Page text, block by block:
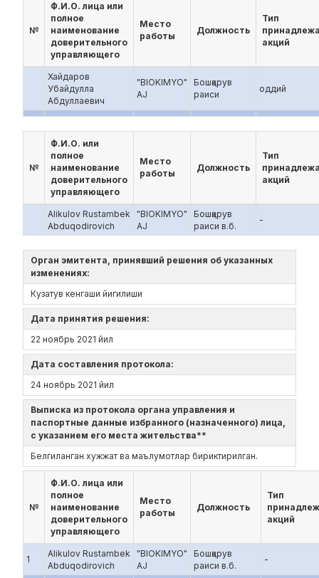
№
Ф.И.О. лица или
полное
наименование
доверительного
управляющего
Место
работы
Должность
Тип
акций
Хайдаров
Убайдулла
Абдуллаевич
"BIOKIMYO"
AJ
Бошқарув
раиси
оддий
№
Ф.И.О. или
полное
наименование
доверительного
управляющего
Место
работы
Должность
Тип
акций
Alikulov Rustambek
Abduqodirovich
"BIOKIMYO"
AJ
Бошқарув
раиси в.б.
-
Орган эмитента, принявший решения об указанных
изменениях:
Кузатув кенгаши йигилиши
Дата принятия решения:
22 ноябрь 2021 йил
Дата составления протокола:
24 ноябрь 2021 йил
Выписка из протокола органа управления и
паспортные данные избранного (назначенного) лица,
с указанием его места жительства**
Белгиланган хужжат ва маълумотлар бириктирилган.
№
Ф.И.О. лица или
полное
наименование
доверительного
управляющего
Место
работы
Должность
Тип
акций
1
Alikulov Rustambek
Abduqodirovich
"BIOKIMYO"
AJ
Бошқарув
раиси в.б.
-